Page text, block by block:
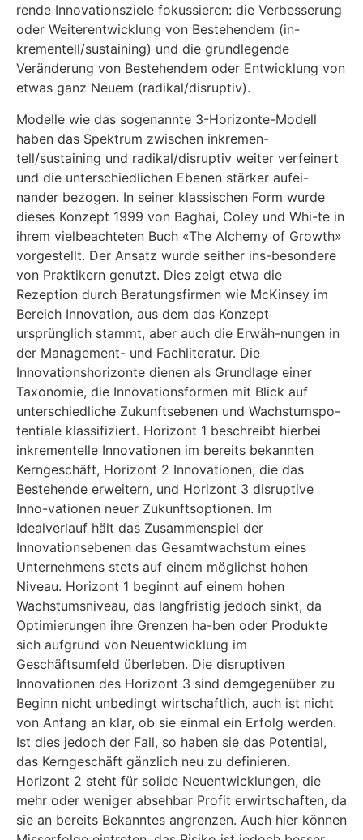
rende Innovationsziele fokussieren: die Verbesserung
oder Weiterentwicklung von Bestehendem (in-
krementell/sustaining) und die grundlegende
Veränderung von Bestehendem oder Entwicklung von
etwas ganz Neuem (radikal/disruptiv).
Modelle wie das sogenannte 3-Horizonte-Modell
haben das Spektrum zwischen inkremen-
tell/sustaining und radikal/disruptiv weiter verfeinert
und die unterschiedlichen Ebenen stärker aufei-
nander bezogen. In seiner klassischen Form wurde
dieses Konzept 1999 von Baghai, Coley und Whi-te in
ihrem vielbeachteten Buch «The Alchemy of Growth»
vorgestellt. Der Ansatz wurde seither ins-besondere
von Praktikern genutzt. Dies zeigt etwa die
Rezeption durch Beratungsfirmen wie McKinsey im
Bereich Innovation, aus dem das Konzept
ursprünglich stammt, aber auch die Erwäh-nungen in
der Management- und Fachliteratur. Die
Innovationshorizonte dienen als Grundlage einer
Taxonomie, die Innovationsformen mit Blick auf
unterschiedliche Zukunftsebenen und Wachstumspo-
tentiale klassifiziert. Horizont 1 beschreibt hierbei
inkrementelle Innovationen im bereits bekannten
Kerngeschäft, Horizont 2 Innovationen, die das
Bestehende erweitern, und Horizont 3 disruptive
Inno-vationen neuer Zukunftsoptionen. Im
Idealverlauf hält das Zusammenspiel der
Innovationsebenen das Gesamtwachstum eines
Unternehmens stets auf einem möglichst hohen
Niveau. Horizont 1 beginnt auf einem hohen
Wachstumsniveau, das langfristig jedoch sinkt, da
Optimierungen ihre Grenzen ha-ben oder Produkte
sich aufgrund von Neuentwicklung im
Geschäftsumfeld überleben. Die disruptiven
Innovationen des Horizont 3 sind demgegenüber zu
Beginn nicht unbedingt wirtschaftlich, auch ist nicht
von Anfang an klar, ob sie einmal ein Erfolg werden.
Ist dies jedoch der Fall, so haben sie das Potential,
das Kerngeschäft gänzlich neu zu definieren.
Horizont 2 steht für solide Neuentwicklungen, die
mehr oder weniger absehbar Profit erwirtschaften, da
sie an bereits Bekanntes angrenzen. Auch hier können